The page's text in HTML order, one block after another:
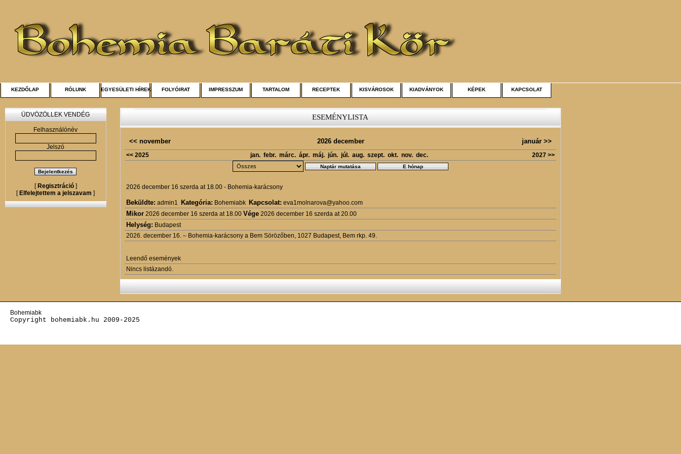
KEZDŐLAP RÓLUNK EGYESÜLETI HÍREK FOLYÓIRAT IMPRESSZUM TARTALOM RECEPTEK KISVÁROSOK KIADVÁNYOK KÉPEK KAPCSOLAT
ESEMÉNYLISTA
<< november 2026 december január >>
<< 2025 jan. febr. márc. ápr. máj. jún. júl. aug. szept. okt. nov. dec. 2027 >>
2026 december 16 szerda at 18.00 - Bohemia-karácsony
Beküldte: admin1 Kategória: Bohemiabk Kapcsolat: eva1molnarova@yahoo.com
Mikor2026 december 16 szerda at 18.00 Vége2026 december 16 szerda at 20.00
Helység: Budapest
2026. december 16. – Bohemia-karácsony a Bem Sörözőben, 1027 Budapest, Bem rkp. 49.
Leendő események
Nincs listázandó.
ÜDVÖZÖLLEK VENDÉG
Felhasználónév
Jelszó
[ Regisztráció]
[ Elfelejtettem a jelszavam ]
Bohemiabk
Copyright bohemiabk.hu 2009-2025